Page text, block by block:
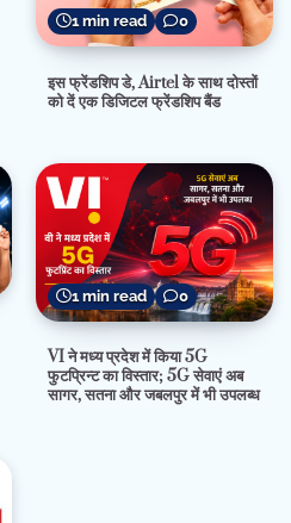
1 min read 0
इस फ्रेंडशिप डे, Airtel के साथ दोस्तों
को दें एक डिजिटल फ्रेंडशिप बैंड
1 min read 0
VI ने मध्य प्रदेश में किया 5G
फुटप्रिन्ट का विस्तार; 5G सेवाएं अब
सागर, सतना और जबलपुर में भी उपलब्ध